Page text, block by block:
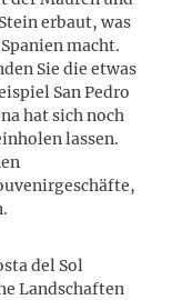
erbaut, was
macht.
Sie die etwas
San Pedro
hat sich noch
lassen.
Landschaften